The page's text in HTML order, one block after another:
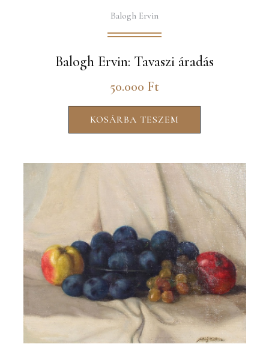
Balogh Ervin
Balogh Ervin: Tavaszi áradás
50.000 Ft
KOSÁRBA TESZEM